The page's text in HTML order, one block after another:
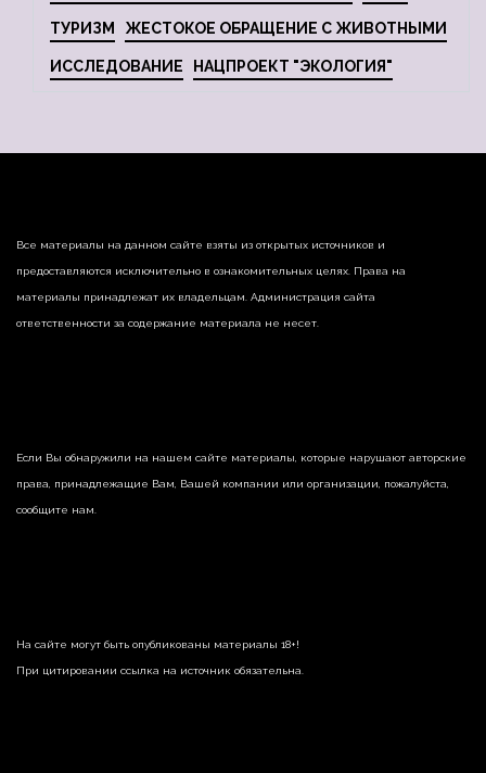
ТУРИЗМ ЖЕСТОКОЕ ОБРАЩЕНИЕ С ЖИВОТНЫМИ
ИССЛЕДОВАНИЕ НАЦПРОЕКТ "ЭКОЛОГИЯ"
Все материалы на данном сайте взяты из открытых источников и
предоставляются исключительно в ознакомительных целях. Права на
материалы принадлежат их владельцам. Администрация сайта
ответственности за содержание материала не несет.
Если Вы обнаружили на нашем сайте материалы, которые нарушают авторские
права, принадлежащие Вам, Вашей компании или организации, пожалуйста,
сообщите нам.
На сайте могут быть опубликованы материалы 18+!
При цитировании ссылка на источник обязательна.